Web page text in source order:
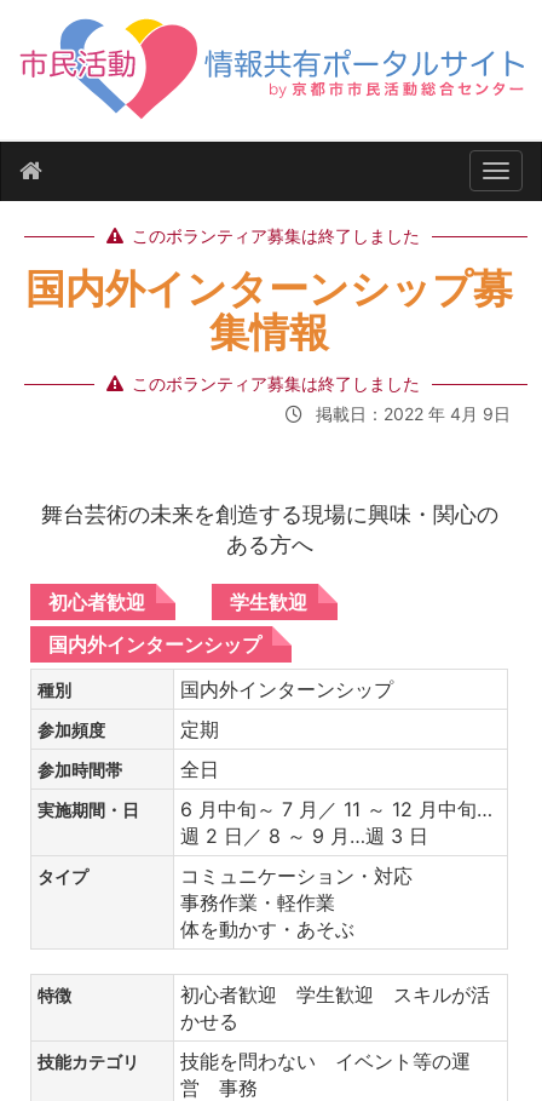
ナビ
このボランティア募集は終了しました
国内外インターンシップ募
集情報
このボランティア募集は終了しました
掲載日：2022 年 4月 9日
舞台芸術の未来を創造する現場に興味・関心の
ある方へ
初心者歓迎
学生歓迎
国内外インターンシップ
種別 国内外インターンシップ
参加頻度 定期
参加時間帯 全日
実施期間・日
6 月中旬～ 7 月／ 11 ～ 12 月中旬…
週 2 日／ 8 ～ 9 月…週 3 日
タイプ
コミュニケーション・対応
事務作業・軽作業
体を動かす・あそぶ
特徴
初心者歓迎 学生歓迎 スキルが活
かせる
技能カテゴリ
技能を問わない イベント等の運
営 事務